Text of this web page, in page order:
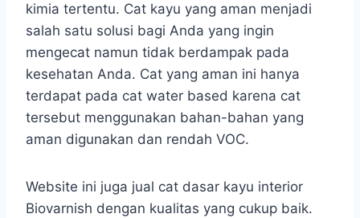
kimia tertentu. Cat kayu yang aman menjadi
salah satu solusi bagi Anda yang ingin
mengecat namun tidak berdampak pada
kesehatan Anda. Cat yang aman ini hanya
terdapat pada cat water based karena cat
tersebut menggunakan bahan-bahan yang
aman digunakan dan rendah VOC.
Website ini juga jual cat dasar kayu interior
Biovarnish dengan kualitas yang cukup baik.